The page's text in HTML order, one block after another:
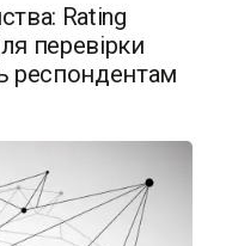
Rating
перевірки
респондентам